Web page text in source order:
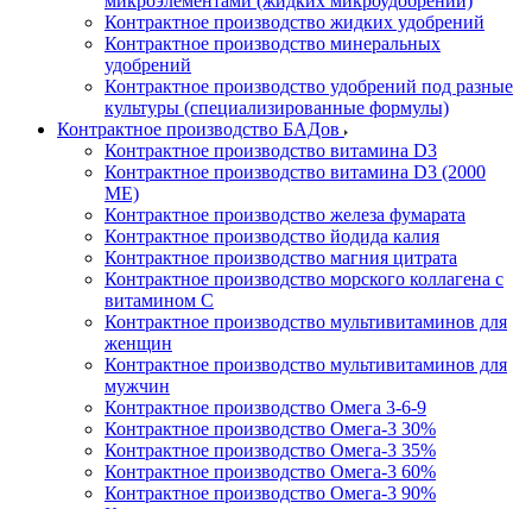
Контрактное производство жидких удобрений
Контрактное производство минеральных
удобрений
Контрактное производство удобрений под разные
культуры (специализированные формулы)
Контрактное производство БАДов
Контрактное производство витамина D3
Контрактное производство витамина D3 (2000
МЕ)
Контрактное производство железа фумарата
Контрактное производство йодида калия
Контрактное производство магния цитрата
Контрактное производство морского коллагена с
витамином С
Контрактное производство мультивитаминов для
женщин
Контрактное производство мультивитаминов для
мужчин
Контрактное производство Омега 3-6-9
Контрактное производство Омега-3 30%
Контрактное производство Омега-3 35%
Контрактное производство Омега-3 60%
Контрактное производство Омега-3 90%